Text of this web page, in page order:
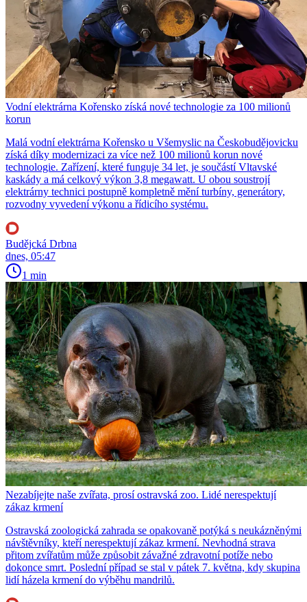
Vodní elektrárna Kořensko získá nové technologie za 100 milionů
korun
Malá vodní elektrárna Kořensko u Všemyslic na Českobudějovicku
získá díky modernizaci za více než 100 milionů korun nové
technologie. Zařízení, které funguje 34 let, je součástí Vltavské
kaskády a má celkový výkon 3,8 megawatt. U obou soustrojí
elektrárny technici postupně kompletně mění turbíny, generátory,
rozvodny vyvedení výkonu a řídicího systému.
Budějcká Drbna
dnes, 05:47
1 min
Nezabíjejte naše zvířata, prosí ostravská zoo. Lidé nerespektují
zákaz krmení
Ostravská zoologická zahrada se opakovaně potýká s neukázněnými
návštěvníky, kteří nerespektují zákaz krmení. Nevhodná strava
přitom zvířatům může způsobit závažné zdravotní potíže nebo
dokonce smrt. Poslední případ se stal v pátek 7. května, kdy skupina
lidí házela krmení do výběhu mandrilů.